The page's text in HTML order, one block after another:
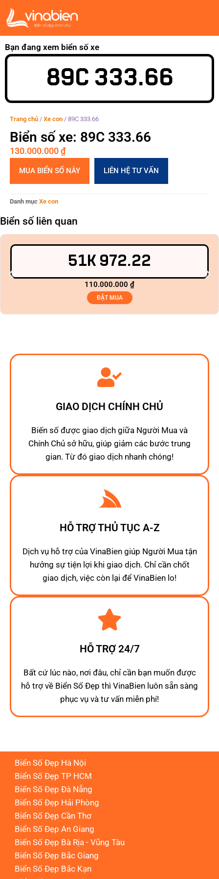
Bạn đang xem biển số xe
89C 333.66
Trang chủ / Xe con / 89C 333.66
Biển số xe: 89C 333.66
130.000.000₫
MUA BIỂN SỐ NÀY LIÊN HỆ TƯ VẤN
Danh mục Xe con
Biển số liên quan
51K 972.22
110.000.000 ₫
ĐẶT MUA
GIAO DỊCH CHÍNH CHỦ
Biến số được giao dịch giữa Người Mua và
Chính Chủ sở hữu, giúp giảm các bước trung
gian. Từ đó giao dịch nhanh chóng!
HỖ TRỢ THỦ TỤC A-Z
Dịch vụ hỗ trợ của VinaBien giúp Người Mua tận
hưởng sự tiện lợi khi giao dịch. Chỉ cần chốt
giao dịch, việc còn lại để VinaBien lo!
HỖ TRỢ 24/7
Bất cứ lúc nào, nơi đâu, chỉ cần bạn muốn được
hỗ trợ về Biển Số Đẹp thì VinaBien luôn sẵn sàng
phục vụ và tư vấn miễn phí!
Biển Số Đẹp Hà Nội
Biển Số Đẹp TP HCM
Biển Số Đẹp Đà Nẵng
Biển Số Đẹp Hải Phòng
Biển Số Đẹp Cần Thơ
Biển Số Đẹp An Giang
Biển Số Đẹp Bà Rịa - Vũng Tàu
Biển Số Đẹp Bắc Giang
Biển Số Đẹp Bắc Kạn